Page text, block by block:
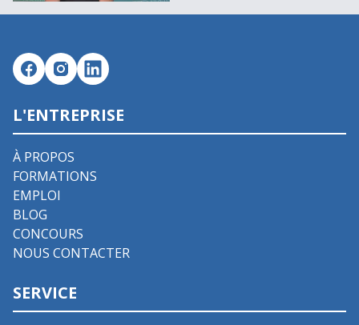
L'ENTREPRISE
À PROPOS
FORMATIONS
EMPLOI
BLOG
CONCOURS
NOUS CONTACTER
SERVICE